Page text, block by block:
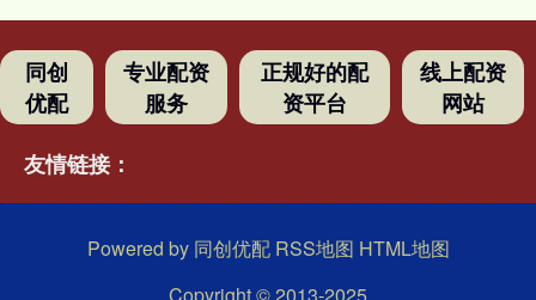
同创
优配
专业配资
服务
正规好的配
资平台
线上配资
网站
友情链接：
Powered by 同创优配 RSS地图 HTML地图